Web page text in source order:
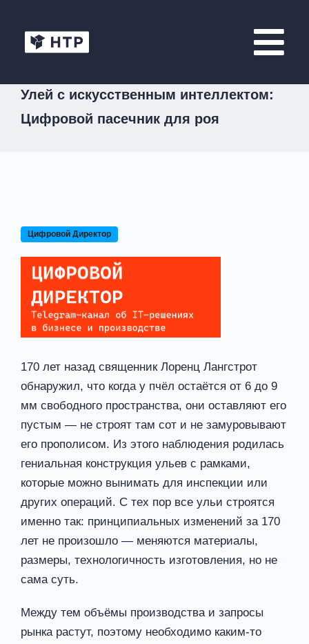
Улей с искусственным интеллектом:
Цифровой пасечник для роя
Цифровой Директор
170 лет назад священник Лоренц Лангстрот
обнаружил, что когда у пчёл остаётся от 6 до 9
мм свободного пространства, они оставляют его
пустым — не строят там сот и не замуровывают
его прополисом. Из этого наблюдения родилась
гениальная конструкция ульев с рамками,
которые можно вынимать для инспекции или
других операций. С тех пор все ульи строятся
именно так: принципиальных изменений за 170
лет не произошло — меняются материалы,
размеры, технологичность изготовления, но не
сама суть.
Между тем объёмы производства и запросы
рынка растут, поэтому необходимо каким-то